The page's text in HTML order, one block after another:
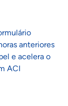
anteriores
e acelera o
ACI